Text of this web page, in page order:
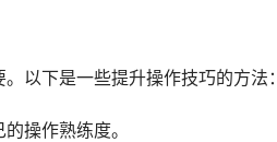
以下是一些提升操作技巧的方法：
操作熟练度。